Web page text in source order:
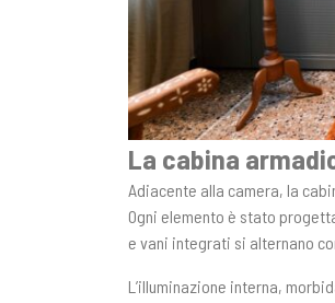
La cabina
Adiacente alla camera, la
Ogni elemento è stato
e vani integrati si alternano
L’illuminazione interna,